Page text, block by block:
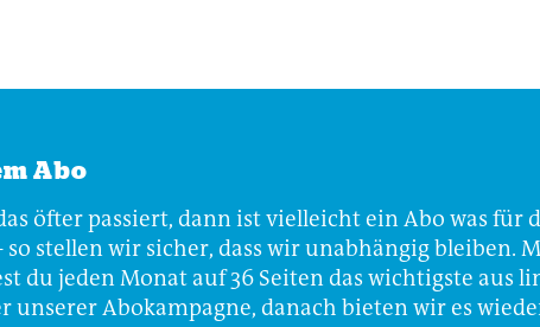
Abo
öfter passiert, dann ist vielleicht ein Abo was
stellen wir sicher, dass wir unabhängig bleiben.
du jeden Monat auf 36 Seiten das wichtigste aus
unserer Abokampagne, danach bieten wir es